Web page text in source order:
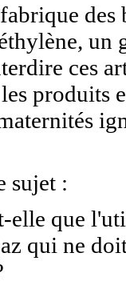
des
un
ces
produits
sujet :
elle que
qui ne